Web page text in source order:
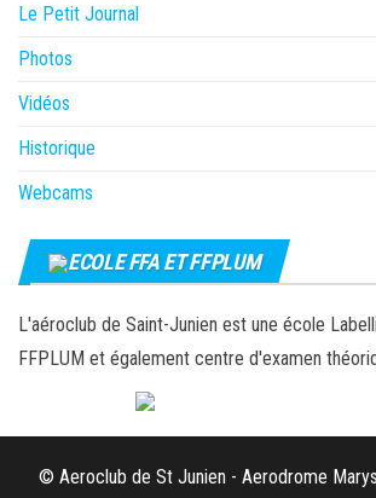
Le Petit Journal
Photos
Vidéos
Historique
Webcams
ECOLE FFA ET FFPLUM
L'aéroclub de Saint-Junien est une école
FFPLUM et également centre d'examen
© Aeroclub de St Junien - Aerodrome